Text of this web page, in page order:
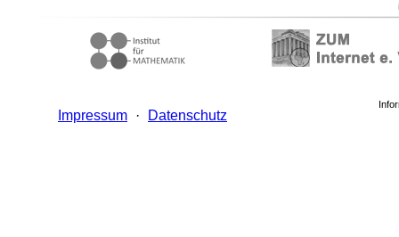
Impressum · Datenschutz